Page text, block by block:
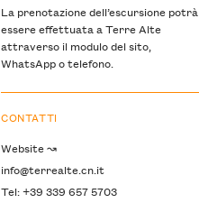
La prenotazione dell’escursione potrà
essere effettuata a Terre Alte
attraverso il modulo del sito,
WhatsApp o telefono.
CONTATTI
Website ↝
info@terrealte.cn.it
Tel: +39 339 657 5703